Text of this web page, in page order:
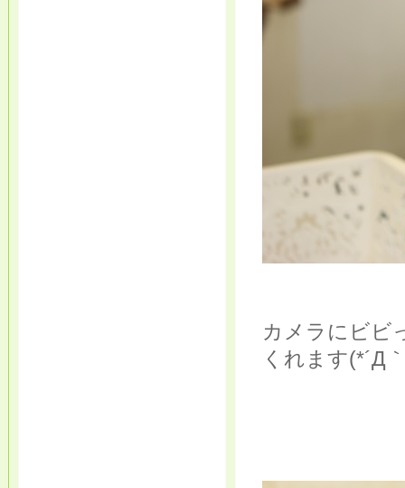
カメラにビビ
くれます(*´Д